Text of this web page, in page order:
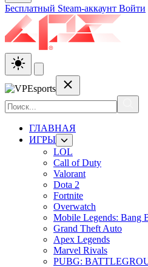
Бесплатный Steam-аккаунт Войти
ГЛАВНАЯ
ИГРЫ
LOL
Call of Duty
Valorant
Dota 2
Fortnite
Overwatch
Mobile Legends: Bang
Grand Theft Auto
Apex Legends
Marvel Rivals
PUBG: